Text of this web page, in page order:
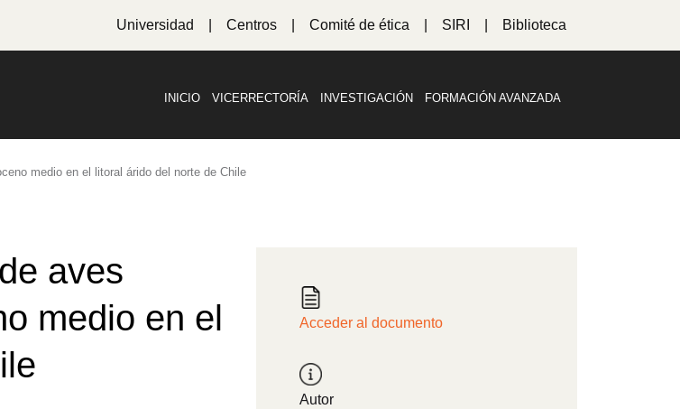
Universidad Centros Comité de ética SIRI Biblioteca
INICIO VICERRECTORÍA INVESTIGACIÓN FORMACIÓN AVANZADA
medio en el litoral árido del norte de Chile
aves
medio en el
Acceder al documento
Autor